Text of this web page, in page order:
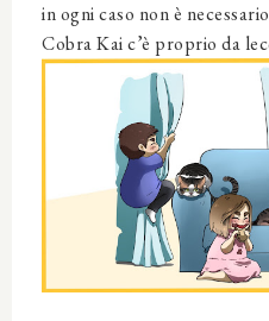
in ogni caso non è
Cobra Kai c’è proprio da